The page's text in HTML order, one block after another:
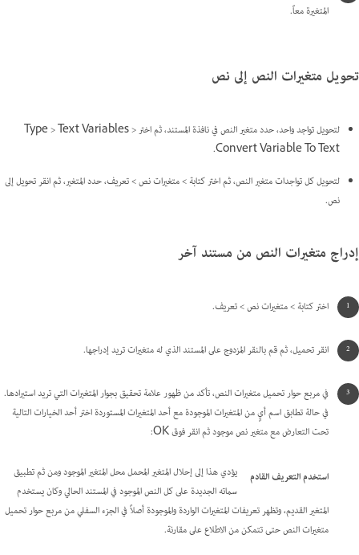
المتغيرة معاً.
تحويل متغيرات النص إلى نص
لتحويل تواجد واحد، حدد متغير النص في نافذة المستند، ثم اختر Type > Text Variables >
Convert Variable To Text.
لتحويل كل تواجدات متغير النص، ثم اختر كتابة > متغيرات نص > تعريف، حدد المتغير، ثم انقر تحويل إلى
نص.
إدراج متغيرات النص من مستند آخر
اختر كتابة > متغيرات نص > تعريف.
انقر تحميل، ثم قم بالنقر المزدوج على المستند الذي له متغيرات تريد إدراجها.
في مربع حوار تحميل متغيرات النص، تأكد من ظهور علامة تحقيق بجوار المتغيرات التي تريد استيرادها.
في حالة تطابق اسم أيٍ من المتغيرات الموجودة مع أحد المتغيرات المستوردة اختر أحد الخيارات التالية
تحت التعارض مع متغير نص موجود ثم انقر فوق OK:
استخدم التعريف القادم
يؤدي هذا إلى إحلال المتغير المحمل محل المتغير الموجود ومن ثم تطبيق
سماته الجديدة على كل النص الموجود في المستند الحالي وكان يستخدم
المتغير القديم، وتظهر تعريفات المتغيرات الواردة والموجودة أصلاً في الجزء السفلي من مربع حوار تحميل
متغيرات النص حتى تتمكن من الاطلاع على مقارنة.